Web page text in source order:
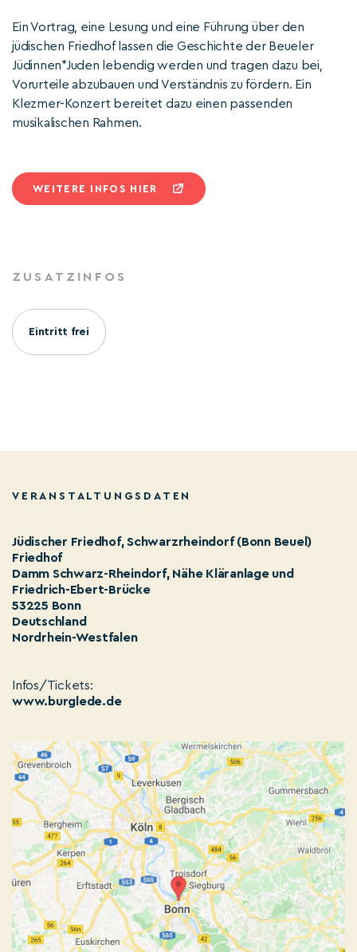
Ein Vortrag, eine Lesung und eine Führung über den
jüdischen Friedhof lassen die Geschichte der Beueler
Jüdinnen*Juden lebendig werden und tragen dazu bei,
Vorurteile abzubauen und Verständnis zu fördern. Ein
Klezmer-Konzert bereitet dazu einen passenden
musikalischen Rahmen.
WEITERE INFOS HIER
ZUSATZINFOS
Eintritt frei
VERANSTALTUNGSDATEN
Jüdischer Friedhof, Schwarzrheindorf (Bonn Beuel)
Friedhof
Damm Schwarz-Rheindorf, Nähe Kläranlage und
Friedrich-Ebert-Brücke
53225 Bonn
Deutschland
Nordrhein-Westfalen
Infos/Tickets:
www.burglede.de